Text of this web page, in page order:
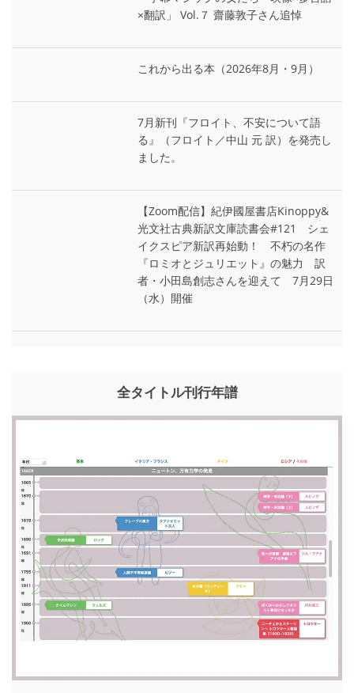
×翻訳」 Vol.７ 齋藤敦子さん追悼
これから出る本（2026年8月・9月）
7月新刊『フロイト、不安について語
る』（フロイト／中山 元 訳）を発売し
ました。
【Zoom配信】紀伊國屋書店Kinoppy&
光文社古典新訳文庫読書会#121 シェ
イクスピア新訳再始動！ 不朽の名作
『ロミオとジュリエット』の魅力 訳
者・小田島創志さんを迎えて 7月29日
（水）開催
全タイトル刊行年譜